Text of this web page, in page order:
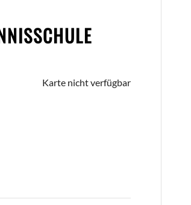
Karte nicht verfügbar